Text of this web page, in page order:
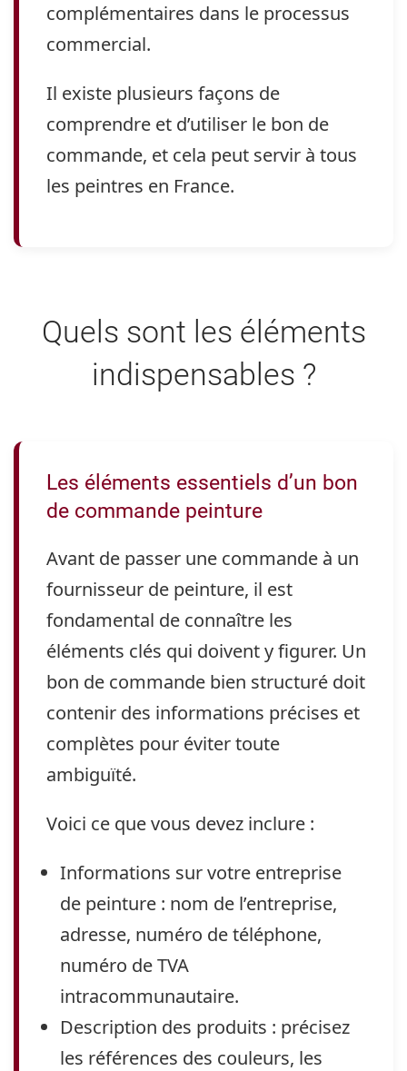
complémentaires dans le processus
commercial.
Il existe plusieurs façons de
comprendre et d’utiliser le bon de
commande, et cela peut servir à tous
les peintres en France.
Quels sont les éléments
indispensables ?
Les éléments essentiels d’un bon
de commande peinture
Avant de passer une commande à un
fournisseur de peinture, il est
fondamental de connaître les
éléments clés qui doivent y figurer. Un
bon de commande bien structuré doit
contenir des informations précises et
complètes pour éviter toute
ambiguïté.
Voici ce que vous devez inclure :
Informations sur votre entreprise
de peinture : nom de l’entreprise,
adresse, numéro de téléphone,
numéro de TVA
intracommunautaire.
Description des produits : précisez
les références des couleurs, les